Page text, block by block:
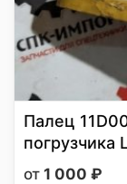
Палец
погрузчика
1 000 ₽